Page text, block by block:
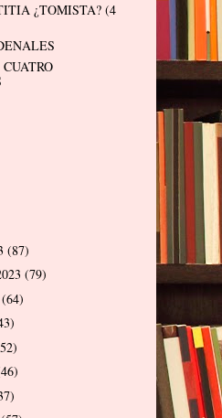
¿TOMISTA? (4
(87)
(79)
(64)